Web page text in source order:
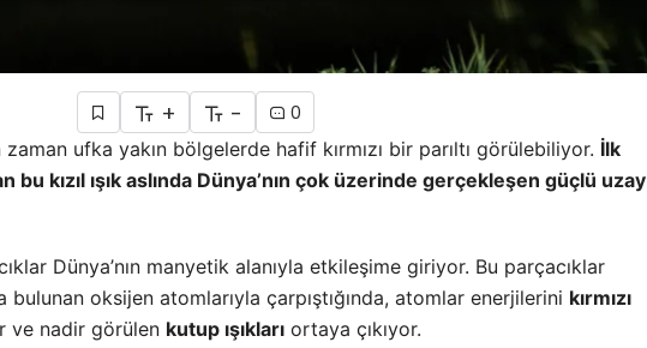
+ -
0
ufka yakın bölgelerde hafif kırmızı bir parıltı görülebiliyor. İlk
bu kızıl ışık aslında Dünya’nın çok üzerinde gerçekleşen güçlü uzay
Dünya’nın manyetik alanıyla etkileşime giriyor. Bu parçacıklar
oksijen atomlarıyla çarpıştığında, atomlar enerjilerini kırmızı
ve nadir görülen kutup ışıkları ortaya çıkıyor.